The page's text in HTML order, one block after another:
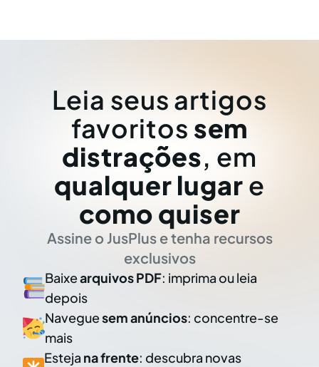
Leia seus artigos
favoritos sem
distrações, em
qualquer lugar e
como quiser
Assine o JusPlus e tenha recursos
exclusivos
Baixearquivos PDF: imprima ou leia
depois
Naveguesem anúncios: concentre-se
mais
Esteja na frente: descubra novas